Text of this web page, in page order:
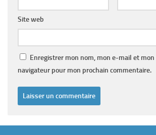
Site web
Enregistrer mon nom, mon e-mail et
navigateur pour mon prochain commentaire.